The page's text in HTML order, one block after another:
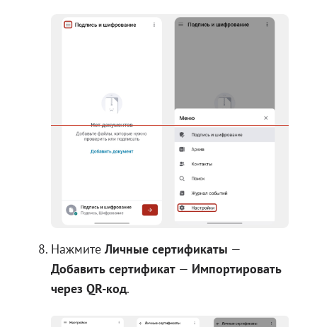
НажмитеЛичные сертификаты —
Добавить сертификат — Импортировать
через QR-код.